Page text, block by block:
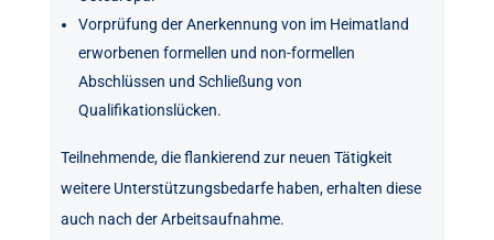
Vorprüfung der Anerkennung von im Heimatland
erworbenen formellen und non-formellen
Abschlüssen und Schließung von
Qualifikationslücken.
Teilnehmende, die flankierend zur neuen Tätigkeit
weitere Unterstützungsbedarfe haben, erhalten diese
auch nach der Arbeitsaufnahme.